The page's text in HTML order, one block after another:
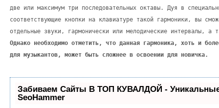
две или максимум три последовательных октавы. Дуя в
соответствующие кнопки на клавиатуре такой гармоники, вы
отдельные звуки, гармонически или мелодические интервалы, а
Однако необходимо отметить, что данная гармоника, хоть и
для музыкантов, может быть сложнее в освоении для новичка.
Забиваем Сайты В ТОП КУВАЛДОЙ -
SeoHammer